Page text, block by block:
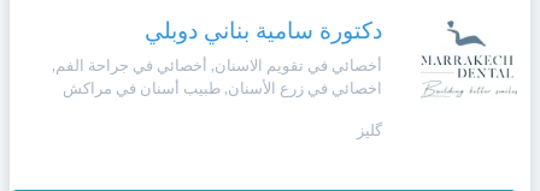
دكتورة سامية بناني دوبلي
أخصائي في تقويم الاسنان, أخصائي في جراحة الفم,
اخصائي في زرع الأسنان, طبيب أسنان في مراكش
گليز